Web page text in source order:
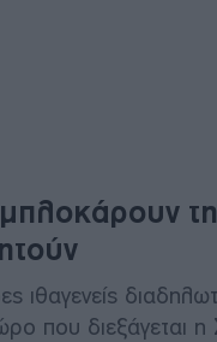
ιθαγενείς
που διεξάγεται